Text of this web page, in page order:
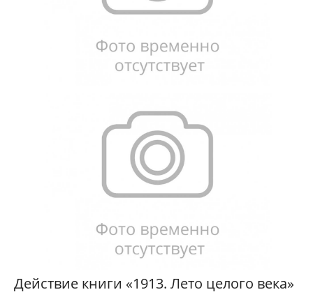
Действие книги «1913. Лето целого века»